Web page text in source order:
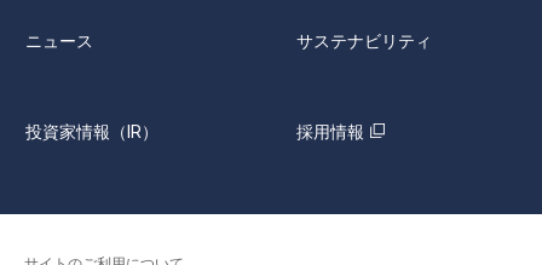
ニュース サステナビリティ
投資家情報（IR） 採用情報